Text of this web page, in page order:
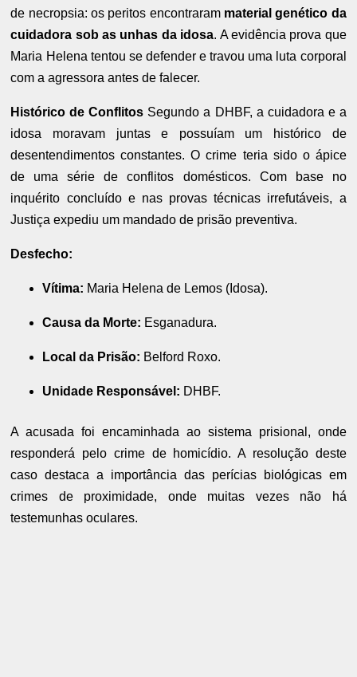
de necropsia: os peritos encontraram material genético da
cuidadora sob as unhas da idosa. A evidência prova que
Maria Helena tentou se defender e travou uma luta corporal
com a agressora antes de falecer.
Histórico de Conflitos Segundo a DHBF, a cuidadora e a
idosa moravam juntas e possuíam um histórico de
desentendimentos constantes. O crime teria sido o ápice
de uma série de conflitos domésticos. Com base no
inquérito concluído e nas provas técnicas irrefutáveis, a
Justiça expediu um mandado de prisão preventiva.
Desfecho:
Vítima: Maria Helena de Lemos (Idosa).
Causa da Morte: Esganadura.
Local da Prisão: Belford Roxo.
Unidade Responsável: DHBF.
A acusada foi encaminhada ao sistema prisional, onde
responderá pelo crime de homicídio. A resolução deste
caso destaca a importância das perícias biológicas em
crimes de proximidade, onde muitas vezes não há
testemunhas oculares.